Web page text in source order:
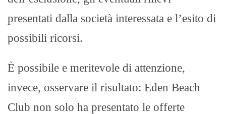
presentati dalla società interessata e l’esito di
possibili ricorsi.
È possibile e meritevole di attenzione,
invece, osservare il risultato: Eden Beach
Club non solo ha presentato le offerte